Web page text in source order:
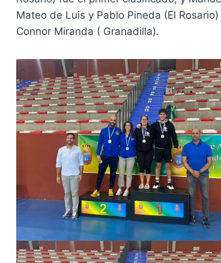
Mateo de Luis y Pablo Pineda (El
Connor Miranda ( Granadilla).